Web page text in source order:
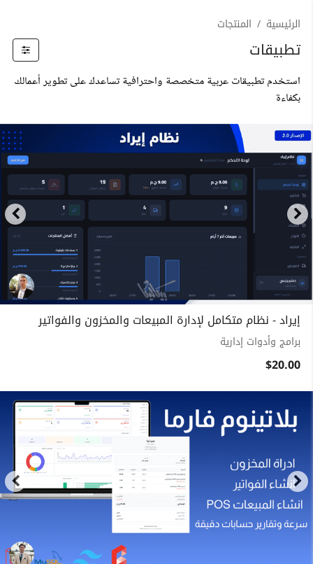
الرئيسية المنتجات
تطبيقات
استخدم تطبيقات عربية متخصصة واحترافية تساعدك على تطوير أعمالك
بكفاءة
إيراد - نظام متكامل لإدارة المبيعات والمخزون والفواتير
برامج وأدوات إدارية
$20.00